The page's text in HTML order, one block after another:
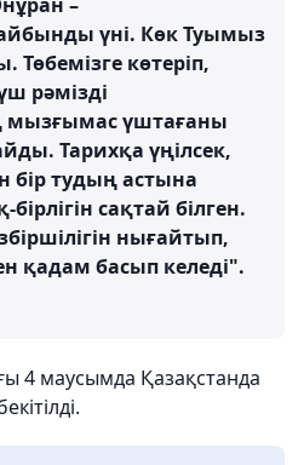
үні. Көк Туымыз
Төбемізге көтеріп,
рәмізді
мызғымас үштағаны
Тарихқа үңілсек,
тудың астына
сақтай білген.
нығайтып,
қадам басып келеді".
4 маусымда Қазақстанда